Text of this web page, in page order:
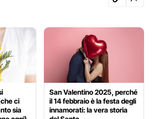
ci
sia
San Valentino 2025, perché
il 14 febbraio è la festa degli
innamorati: la vera storia